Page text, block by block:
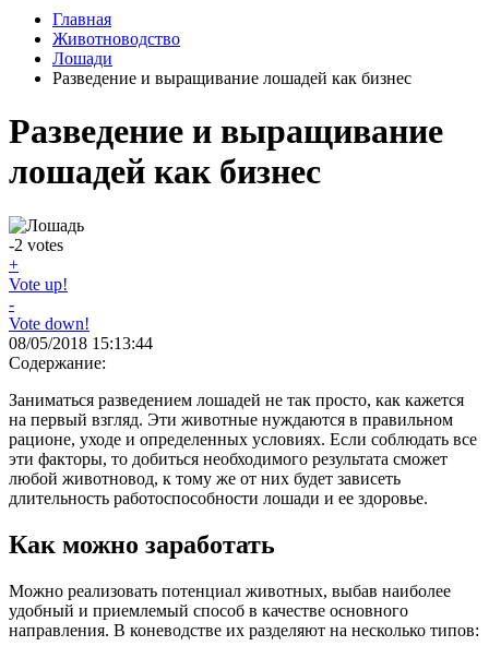
Главная
Животноводство
Лошади
Разведение и выращивание лошадей как бизнес
Разведение и выращивание
лошадей как бизнес
-2 votes
+
Vote up!
-
Vote down!
08/05/2018 15:13:44
Содержание:
Заниматься разведением лошадей не так просто, как кажется
на первый взгляд. Эти животные нуждаются в правильном
рационе, уходе и определенных условиях. Если соблюдать все
эти факторы, то добиться необходимого результата сможет
любой животновод, к тому же от них будет зависеть
длительность работоспособности лошади и ее здоровье.
Как можно заработать
Можно реализовать потенциал животных, выбав наиболее
удобный и приемлемый способ в качестве основного
направления. В коневодстве их разделяют на несколько типов: